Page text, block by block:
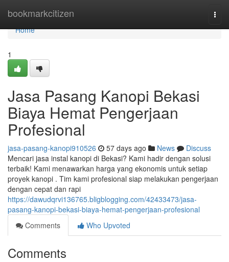
bookmarkcitizen
Home
Home
1
Jasa Pasang Kanopi Bekasi
Biaya Hemat Pengerjaan
Profesional
jasa-pasang-kanopi910526 57 days ago News
Discuss
Mencari jasa instal kanopi di Bekasi? Kami hadir dengan solusi
terbaik! Kami menawarkan harga yang ekonomis untuk setiap
proyek kanopi . Tim kami profesional siap melakukan pengerjaan
dengan cepat dan rapi
https://dawudqrvi136765.bligblogging.com/42433473/jasa-
pasang-kanopi-bekasi-biaya-hemat-pengerjaan-profesional
Comments
Who Upvoted
Comments